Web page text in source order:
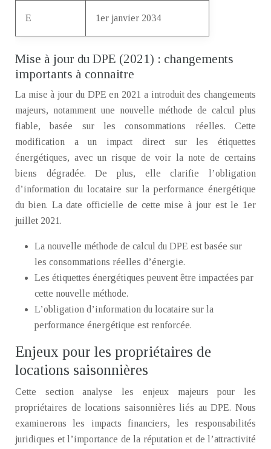
E 1er janvier 2034
Mise à jour du DPE (2021) : changements
importants à connaitre
La mise à jour du DPE en 2021 a introduit des changements
majeurs, notamment une nouvelle méthode de calcul plus
fiable, basée sur les consommations réelles. Cette
modification a un impact direct sur les étiquettes
énergétiques, avec un risque de voir la note de certains
biens dégradée. De plus, elle clarifie l’obligation
d’information du locataire sur la performance énergétique
du bien. La date officielle de cette mise à jour est le 1er
juillet 2021.
La nouvelle méthode de calcul du DPE est basée sur
les consommations réelles d’énergie.
Les étiquettes énergétiques peuvent être impactées par
cette nouvelle méthode.
L’obligation d’information du locataire sur la
performance énergétique est renforcée.
Enjeux pour les propriétaires de
locations saisonnières
Cette section analyse les enjeux majeurs pour les
propriétaires de locations saisonnières liés au DPE. Nous
examinerons les impacts financiers, les responsabilités
juridiques et l’importance de la réputation et de l’attractivité